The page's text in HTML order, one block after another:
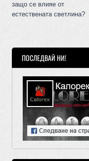
защо се влияе от
естествената светлина?
ПОСЛЕДВАЙ НИ!